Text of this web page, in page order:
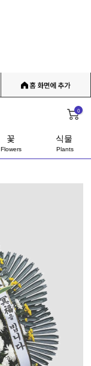
0
꽃
Flowers
식물
Plants